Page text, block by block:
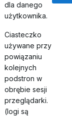
dla danego
użytkownika.
Ciasteczko
używane przy
powiązaniu
kolejnych
podstron w
obrębie sesji
przeglądarki.
(logi są